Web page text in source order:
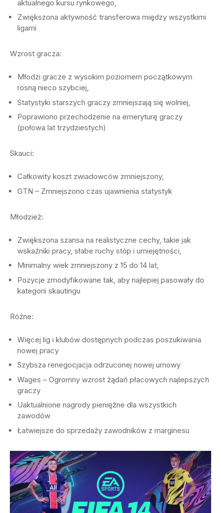
aktualnego kursu rynkowego,
Zwiększona aktywność transferowa między wszystkimi
ligami
Wzrost gracza:
Młodzi gracze z wysokim poziomem początkowym
rosną nieco szybciej,
Statystyki starszych graczy zmniejszają się wolniej,
Poprawiono przechodzenie na emeryturę graczy
(połowa lat trzydziestych)
Skauci:
Całkowity koszt zwiadowców zmniejszony,
GTN – Zmniejszono czas ujawnienia statystyk
Młodzież:
Zwiększona szansa na realistyczne cechy, takie jak
wskaźniki pracy, słabe ruchy stóp i umiejętności,
Minimalny wiek zmniejszony z 15 do 14 lat,
Pozycje zmodyfikowane tak, aby najlepiej pasowały do ​​
kategorii skautingu
Różne:
Więcej lig i klubów dostępnych podczas poszukiwania
nowej pracy
Szybsza renegocjacja odrzuconej nowej umowy
Wages – Ogromny wzrost żądań płacowych najlepszych
graczy
Uaktualnione nagrody pieniężne dla wszystkich
zawodów
Łatwiejsze do sprzedaży zawodników z marginesu